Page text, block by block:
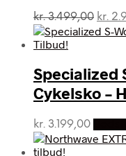
kr.3.499,00 Den
kr.
kr.
Specialized
Cykelsko –
kr. 3.199,00